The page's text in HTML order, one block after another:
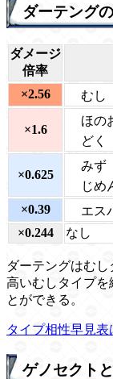
ダーテング
ダメージ
倍率
×2.56 むし
×1.6
ほの
どく
×0.625
みず
じめ
×0.39
エス
×0.244
なし
ダーテングはむ
高いむしタイプを
とができる。
タイプ相性早見表
ゲノセクト